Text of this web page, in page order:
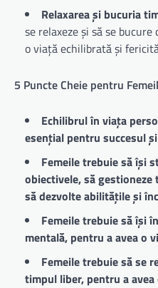
Relaxarea și bucuria
se relaxeze și să se
o viață echilibrată și
5 Puncte Cheie pentru
Echilibrul în viața
esențial pentru succesul
Femeile trebuie să își
obiectivele, să
să dezvolte abilitățile și
Femeile trebuie să își
mentală, pentru a avea o
Femeile trebuie să se
timpul liber, pentru a